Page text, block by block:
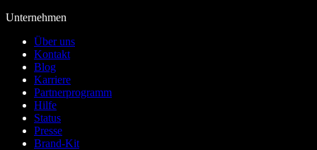
Unternehmen
Über uns
Kontakt
Blog
Karriere
Partnerprogramm
Hilfe
Status
Presse
Brand-Kit